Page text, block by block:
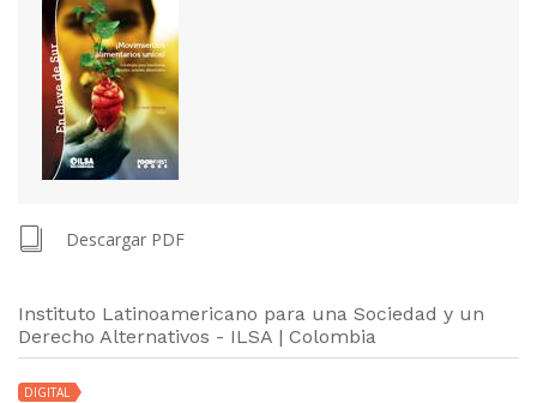
Descargar PDF
Instituto Latinoamericano para una Sociedad y un
Derecho Alternativos - ILSA | Colombia
DIGITAL